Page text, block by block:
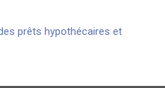
prêts hypothécaires et